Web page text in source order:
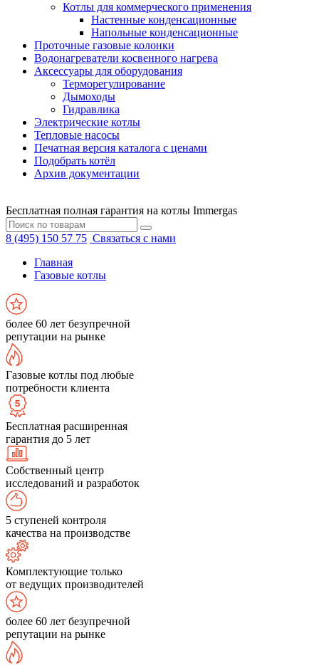
Котлы для коммерческого применения
Настенные конденсационные
Напольные конденсационные
Проточные газовые колонки
Водонагреватели косвенного нагрева
Аксессуары для оборудования
Терморегулирование
Дымоходы
Гидравлика
Электрические котлы
Тепловые насосы
Печатная версия каталога с ценами
Подобрать котёл
Архив документации
Бесплатная полная гарантия на котлы Immergas
8 (495) 150 57 75 Связаться с нами
Главная
Газовые котлы
более 60 лет безупречной
репутации на рынке
Газовые котлы под любые
потребности клиента
Бесплатная расширенная
гарантия до 5 лет
Собственный центр
исследований и разработок
5 ступеней контроля
качества на производстве
Комплектующие только
от ведущих производителей
более 60 лет безупречной
репутации на рынке